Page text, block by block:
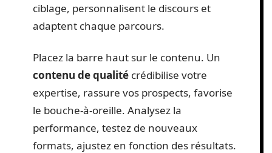
ciblage, personnalisent le discours et
adaptent chaque parcours.
Placez la barre haut sur le contenu. Un
contenu de qualité crédibilise votre
expertise, rassure vos prospects, favorise
le bouche-à-oreille. Analysez la
performance, testez de nouveaux
formats, ajustez en fonction des résultats.